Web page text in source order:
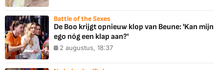
Battle of the Sexes
De Boo krijgt opnieuw klop van Beune: 'Kan mijn
ego nóg een klap aan?'
2 augustus, 18:37